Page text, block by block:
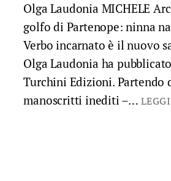
Olga Laudonia MICHELE
golfo di Partenope: ninna
Verbo incarnato è il nuovo
Olga Laudonia ha
Turchini Edizioni. Partendo
manoscritti inediti –…